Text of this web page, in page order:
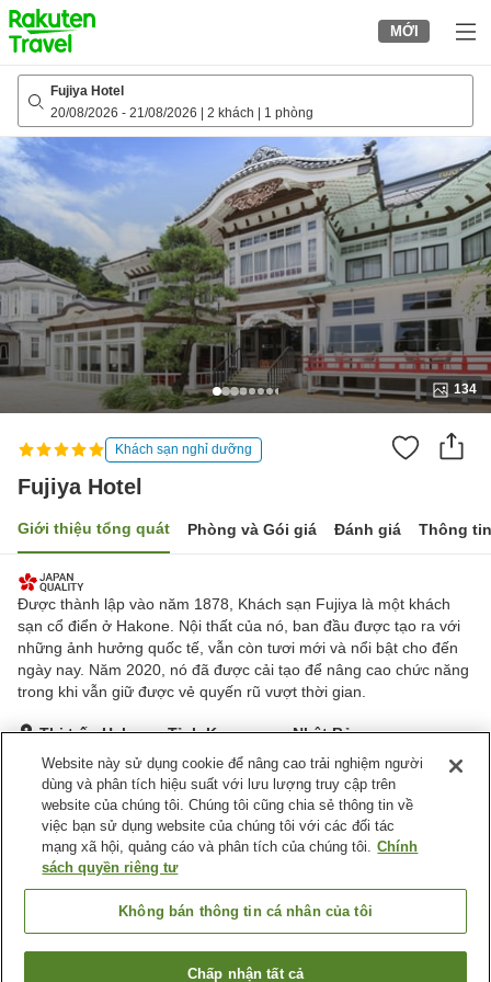
to
top
page
MỚI
Fujiya Hotel
20/08/2026 - 21/08/2026 2 khách 1 phòng
134
Khách sạn nghỉ dưỡng
Fujiya Hotel
Giới thiệu tổng quát Phòng và Gói giá Đánh giá Thông
Được thành lập vào năm 1878, Khách sạn Fujiya là một khách
sạn cổ điển ở Hakone. Nội thất của nó, ban đầu được tạo ra với
những ảnh hưởng quốc tế, vẫn còn tươi mới và nổi bật cho đến
ngày nay. Năm 2020, nó đã được cải tạo để nâng cao chức năng
trong khi vẫn giữ được vẻ quyến rũ vượt thời gian.
Thị trấn Hakone, Tỉnh Kanagawa, Nhật Bản
Hiển thị trên bản đồ
Xuất sắc Đánh giá:463lượt
Tiện nghi chỗ nghỉ
Wi-Fi
Xông hơi
Phòng tập gym
Lounge
Tỉnh Kanagawa
Tìm phòng trống
Website này sử dụng cookie để nâng cao trải nghiệm người
dùng và phân tích hiệu suất với lưu lượng truy cập trên
website của chúng tôi. Chúng tôi cũng chia sẻ thông tin về
việc bạn sử dụng website của chúng tôi với các đối tác
mạng xã hội, quảng cáo và phân tích của chúng tôi. Chính
sách quyền riêng tư
Không bán thông tin cá nhân của tôi
Chấp nhận tất cả